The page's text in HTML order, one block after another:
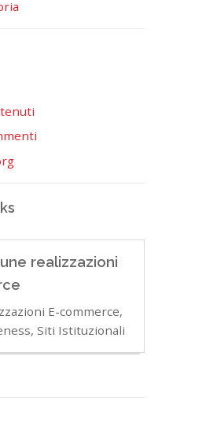
realizzazioni
E-commerce,
Siti Istituzionali